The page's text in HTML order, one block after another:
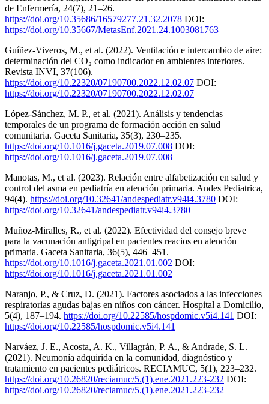
de Enfermería, 24(7), 21–26.
https://doi.org/10.35686/16579277.21.32.2078 DOI:
https://doi.org/10.35667/MetasEnf.2021.24.1003081763
Guíñez-Viveros, M., et al. (2022). Ventilación e intercambio de aire:
determinación del CO₂ como indicador en ambientes interiores.
Revista INVI, 37(106).
https://doi.org/10.22320/07190700.2022.12.02.07 DOI:
https://doi.org/10.22320/07190700.2022.12.02.07
López-Sánchez, M. P., et al. (2021). Análisis y tendencias
temporales de un programa de formación acción en salud
comunitaria. Gaceta Sanitaria, 35(3), 230–235.
https://doi.org/10.1016/j.gaceta.2019.07.008 DOI:
https://doi.org/10.1016/j.gaceta.2019.07.008
Manotas, M., et al. (2023). Relación entre alfabetización en salud y
control del asma en pediatría en atención primaria. Andes Pediatrica,
94(4). https://doi.org/10.32641/andespediatr.v94i4.3780 DOI:
https://doi.org/10.32641/andespediatr.v94i4.3780
Muñoz-Miralles, R., et al. (2022). Efectividad del consejo breve
para la vacunación antigripal en pacientes reacios en atención
primaria. Gaceta Sanitaria, 36(5), 446–451.
https://doi.org/10.1016/j.gaceta.2021.01.002 DOI:
https://doi.org/10.1016/j.gaceta.2021.01.002
Naranjo, P., & Cruz, D. (2021). Factores asociados a las infecciones
respiratorias agudas bajas en niños con cáncer. Hospital a Domicilio,
5(4), 187–194. https://doi.org/10.22585/hospdomic.v5i4.141 DOI:
https://doi.org/10.22585/hospdomic.v5i4.141
Narváez, J. E., Acosta, A. K., Villagrán, P. A., & Andrade, S. L.
(2021). Neumonía adquirida en la comunidad, diagnóstico y
tratamiento en pacientes pediátricos. RECIAMUC, 5(1), 223–232.
https://doi.org/10.26820/reciamuc/5.(1).ene.2021.223-232 DOI:
https://doi.org/10.26820/reciamuc/5.(1).ene.2021.223-232